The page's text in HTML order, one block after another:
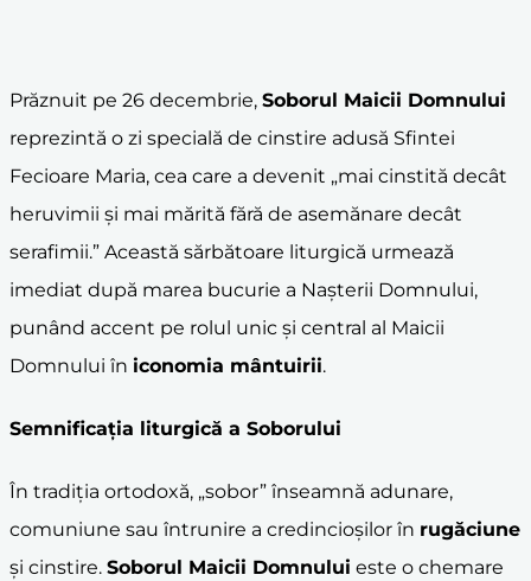
Prăznuit pe 26 decembrie, Soborul Maicii Domnului
reprezintă o zi specială de cinstire adusă Sfintei
Fecioare Maria, cea care a devenit „mai cinstită decât
heruvimii și mai mărită fără de asemănare decât
serafimii.” Această sărbătoare liturgică urmează
imediat după marea bucurie a Nașterii Domnului,
punând accent pe rolul unic și central al Maicii
Domnului în iconomia mântuirii.
Semnificația liturgică a Soborului
În tradiția ortodoxă, „sobor” înseamnă adunare,
comuniune sau întrunire a credincioșilor în rugăciune
și cinstire. Soborul Maicii Domnului este o chemare